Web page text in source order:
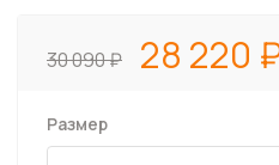
30 090 28 220
Размер